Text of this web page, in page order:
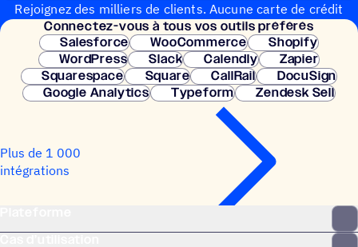
Rejoignez des milliers de clients. Aucune carte de crédit
nécessaire. Configuration instantanée.
Connec­tez-vous à tous vos outils préférés
Salesforce
WooCommerce
Shopify
WordPress
Slack Calendly
Zapier
Squarespace
Square CallRail
DocuSign
Google Analytics
Typeform Zendesk Sell
Plus de 1 000
intégrations